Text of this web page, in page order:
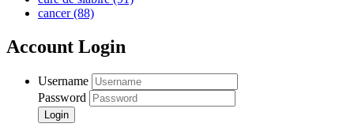
cancer(88)
Account Login
Username
Password